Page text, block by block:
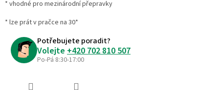
* vhodné pro mezinárodní přepravky
* lze prát v pračce na 30*
Potřebujete poradit?
Volejte +420 702 810 507
Po-Pá 8:30-17:00